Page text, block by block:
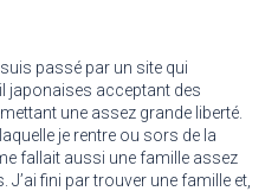
passé par un site qui
japonaises acceptant des
une assez grande liberté.
je rentre ou sors de la
fallait aussi une famille assez
fini par trouver une famille et,